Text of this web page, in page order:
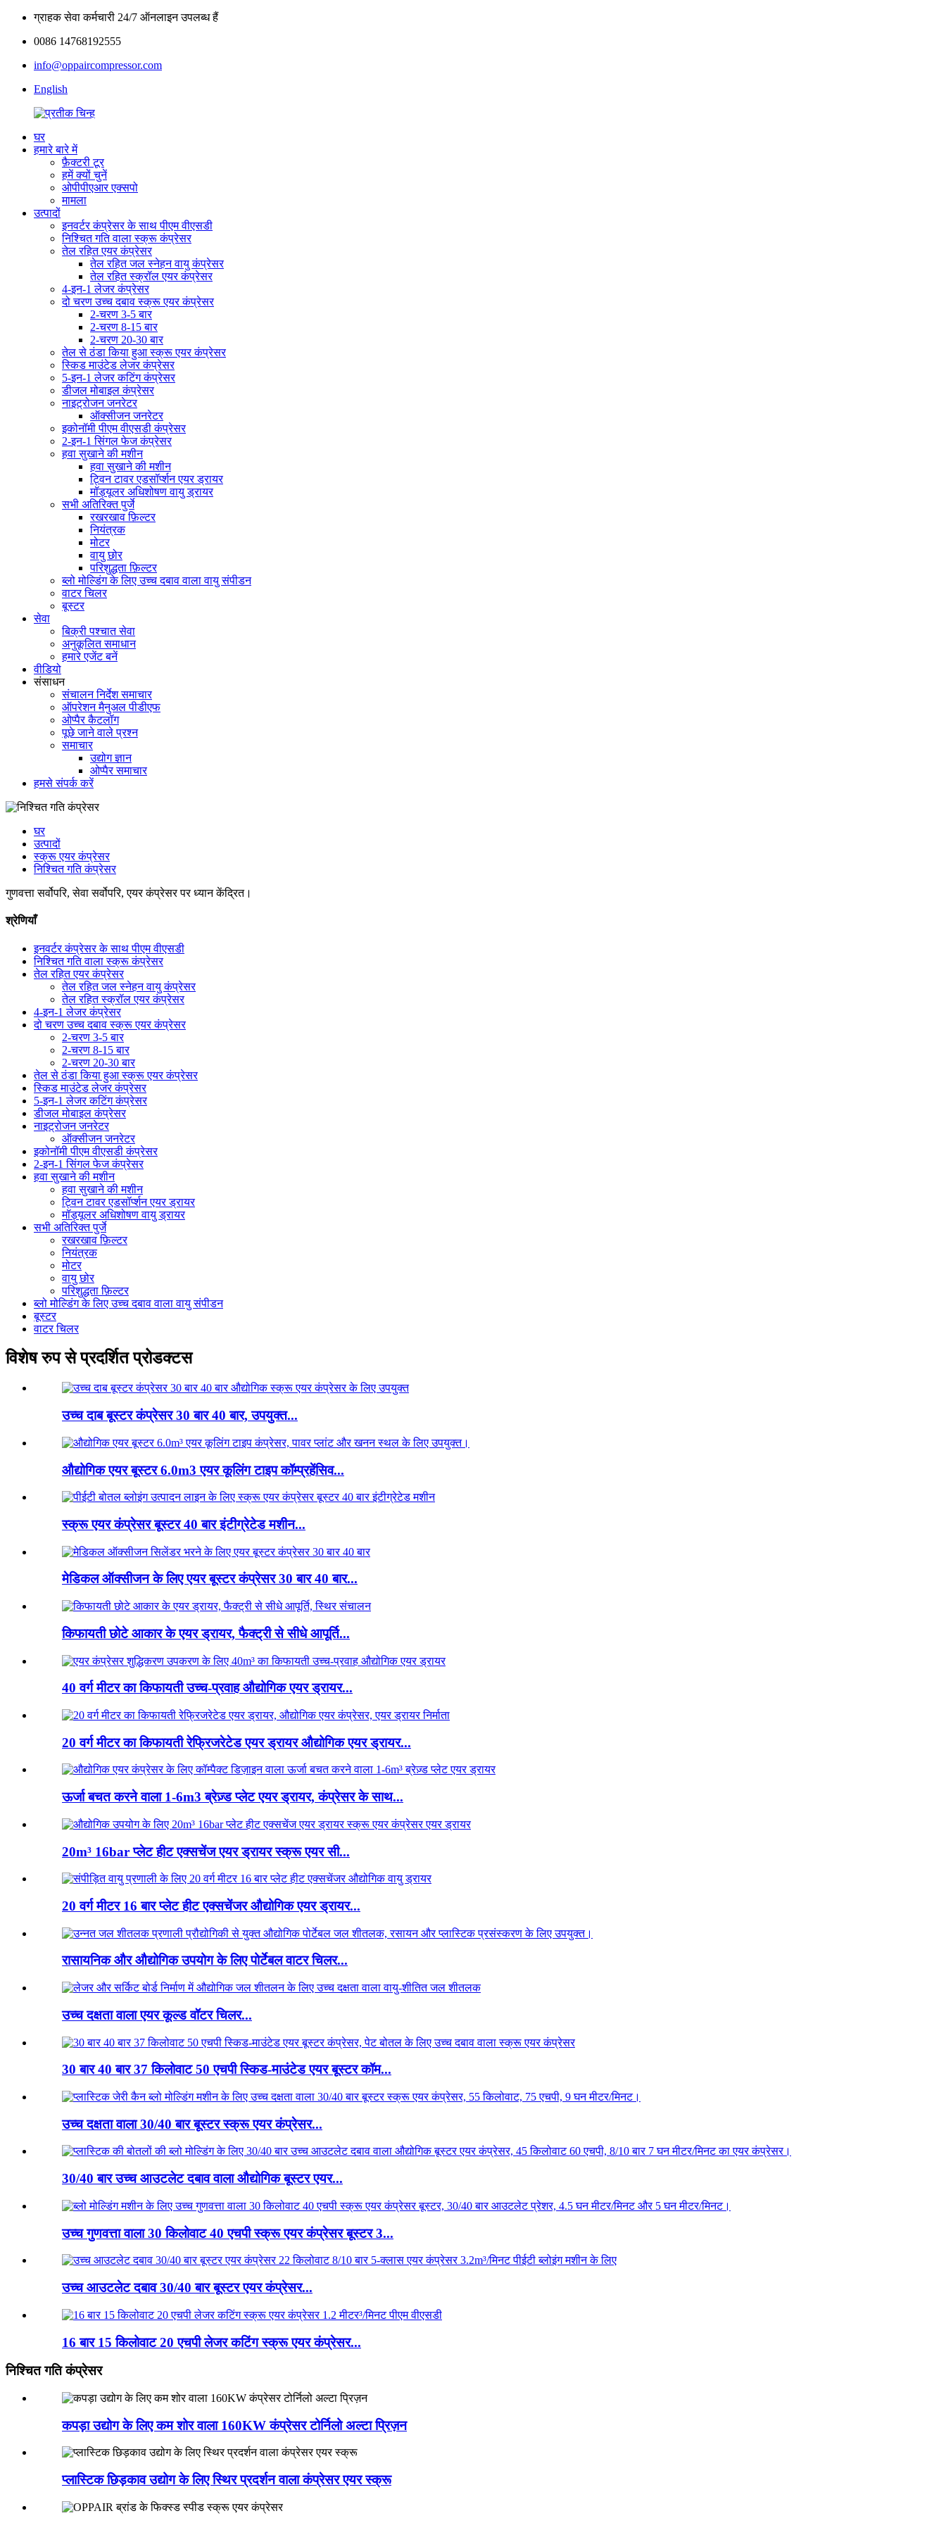
ग्राहक सेवा कर्मचारी 24/7 ऑनलाइन उपलब्ध हैं
0086 14768192555
info@oppaircompressor.com
English
घर
हमारे बारे में
फ़ैक्टरी टूर
हमें क्यों चुनें
ओपीपीएआर एक्सपो
मामला
उत्पादों
इनवर्टर कंप्रेसर के साथ पीएम वीएसडी
निश्चित गति वाला स्क्रू कंप्रेसर
तेल रहित एयर कंप्रेसर
तेल रहित जल स्नेहन वायु कंप्रेसर
तेल रहित स्क्रॉल एयर कंप्रेसर
4-इन-1 लेजर कंप्रेसर
दो चरण उच्च दबाव स्क्रू एयर कंप्रेसर
2-चरण 3-5 बार
2-चरण 8-15 बार
2-चरण 20-30 बार
तेल से ठंडा किया हुआ स्क्रू एयर कंप्रेसर
स्किड माउंटेड लेजर कंप्रेसर
5-इन-1 लेजर कटिंग कंप्रेसर
डीजल मोबाइल कंप्रेसर
नाइट्रोजन जनरेटर
ऑक्सीजन जनरेटर
इकोनॉमी पीएम वीएसडी कंप्रेसर
2-इन-1 सिंगल फेज कंप्रेसर
हवा सुखाने की मशीन
हवा सुखाने की मशीन
ट्विन टावर एडसॉर्प्शन एयर ड्रायर
मॉड्यूलर अधिशोषण वायु ड्रायर
सभी अतिरिक्त पुर्जे
रखरखाव फ़िल्टर
नियंत्रक
मोटर
वायु छोर
परिशुद्धता फ़िल्टर
ब्लो मोल्डिंग के लिए उच्च दबाव वाला वायु संपीडन
वाटर चिलर
बूस्टर
सेवा
बिक्री पश्चात सेवा
अनुकूलित समाधान
हमारे एजेंट बनें
वीडियो
संसाधन
संचालन निर्देश समाचार
ऑपरेशन मैनुअल पीडीएफ
ओप्पैर कैटलॉग
पूछे जाने वाले प्रश्न
समाचार
उद्योग ज्ञान
ओप्पैर समाचार
हमसे संपर्क करें
घर
उत्पादों
स्क्रू एयर कंप्रेसर
निश्चित गति कंप्रेसर
गुणवत्ता सर्वोपरि, सेवा सर्वोपरि, एयर कंप्रेसर पर ध्यान केंद्रित।
श्रेणियाँ
इनवर्टर कंप्रेसर के साथ पीएम वीएसडी
निश्चित गति वाला स्क्रू कंप्रेसर
तेल रहित एयर कंप्रेसर
तेल रहित जल स्नेहन वायु कंप्रेसर
तेल रहित स्क्रॉल एयर कंप्रेसर
4-इन-1 लेजर कंप्रेसर
दो चरण उच्च दबाव स्क्रू एयर कंप्रेसर
2-चरण 3-5 बार
2-चरण 8-15 बार
2-चरण 20-30 बार
तेल से ठंडा किया हुआ स्क्रू एयर कंप्रेसर
स्किड माउंटेड लेजर कंप्रेसर
5-इन-1 लेजर कटिंग कंप्रेसर
डीजल मोबाइल कंप्रेसर
नाइट्रोजन जनरेटर
ऑक्सीजन जनरेटर
इकोनॉमी पीएम वीएसडी कंप्रेसर
2-इन-1 सिंगल फेज कंप्रेसर
हवा सुखाने की मशीन
हवा सुखाने की मशीन
ट्विन टावर एडसॉर्प्शन एयर ड्रायर
मॉड्यूलर अधिशोषण वायु ड्रायर
सभी अतिरिक्त पुर्जे
रखरखाव फ़िल्टर
नियंत्रक
मोटर
वायु छोर
परिशुद्धता फ़िल्टर
ब्लो मोल्डिंग के लिए उच्च दबाव वाला वायु संपीडन
बूस्टर
वाटर चिलर
विशेष रुप से प्रदर्शित प्रोडक्टस
उच्च दाब बूस्टर कंप्रेसर 30 बार 40 बार, उपयुक्त...
औद्योगिक एयर बूस्टर 6.0m3 एयर कूलिंग टाइप कॉम्प्रहेंसिव...
स्क्रू एयर कंप्रेसर बूस्टर 40 बार इंटीग्रेटेड मशीन...
मेडिकल ऑक्सीजन के लिए एयर बूस्टर कंप्रेसर 30 बार 40 बार...
किफायती छोटे आकार के एयर ड्रायर, फैक्ट्री से सीधे आपूर्ति...
40 वर्ग मीटर का किफायती उच्च-प्रवाह औद्योगिक एयर ड्रायर...
20 वर्ग मीटर का किफायती रेफ्रिजरेटेड एयर ड्रायर औद्योगिक एयर ड्रायर...
ऊर्जा बचत करने वाला 1-6m3 ब्रेज़्ड प्लेट एयर ड्रायर, कंप्रेसर के साथ...
20m³ 16bar प्लेट हीट एक्सचेंज एयर ड्रायर स्क्रू एयर सी...
20 वर्ग मीटर 16 बार प्लेट हीट एक्सचेंजर औद्योगिक एयर ड्रायर...
रासायनिक और औद्योगिक उपयोग के लिए पोर्टेबल वाटर चिलर...
उच्च दक्षता वाला एयर कूल्ड वॉटर चिलर...
30 बार 40 बार 37 किलोवाट 50 एचपी स्किड-माउंटेड एयर बूस्टर कॉम...
उच्च दक्षता वाला 30/40 बार बूस्टर स्क्रू एयर कंप्रेसर...
30/40 बार उच्च आउटलेट दबाव वाला औद्योगिक बूस्टर एयर...
उच्च गुणवत्ता वाला 30 किलोवाट 40 एचपी स्क्रू एयर कंप्रेसर बूस्टर 3...
उच्च आउटलेट दबाव 30/40 बार बूस्टर एयर कंप्रेसर...
16 बार 15 किलोवाट 20 एचपी लेजर कटिंग स्क्रू एयर कंप्रेसर...
निश्चित गति कंप्रेसर
कपड़ा उद्योग के लिए कम शोर वाला 160KW कंप्रेसर टोर्निलो अल्टा प्रिज़न
प्लास्टिक छिड़काव उद्योग के लिए स्थिर प्रदर्शन वाला कंप्रेसर एयर स्क्रू